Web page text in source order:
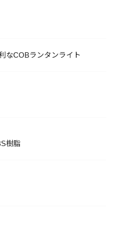
なCOBランタンライト
樹脂